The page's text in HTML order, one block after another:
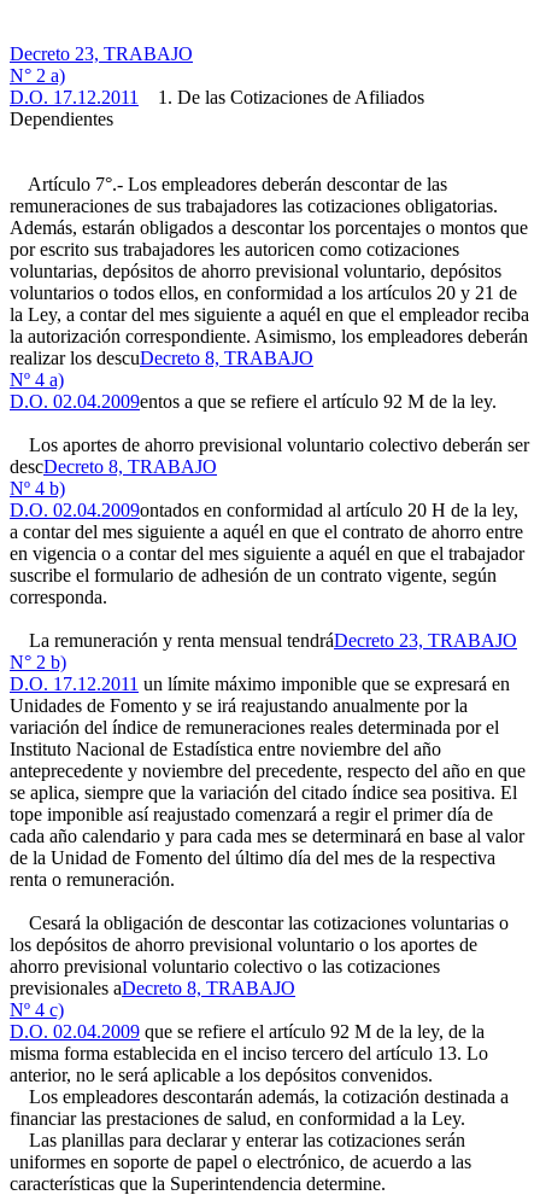
Decreto 23, TRABAJO
N° 2 a)
D.O. 17.12.2011
1. De las Cotizaciones de Afiliados
Dependientes
Artículo 7°.- Los empleadores deberán descontar de las
remuneraciones de sus trabajadores las cotizaciones obligatorias.
Además, estarán obligados a descontar los porcentajes o montos que
por escrito sus trabajadores les autoricen como cotizaciones
voluntarias, depósitos de ahorro previsional voluntario, depósitos
voluntarios o todos ellos, en conformidad a los artículos 20 y 21 de
la Ley, a contar del mes siguiente a aquél en que el empleador reciba
la autorización correspondiente. Asimismo, los empleadores deberán
realizar los descuDecreto 8, TRABAJO
Nº 4 a)
D.O. 02.04.2009entos a que se refiere el artículo 92 M de la ley.
Los aportes de ahorro previsional voluntario colectivo deberán ser
descDecreto 8, TRABAJO
Nº 4 b)
D.O. 02.04.2009ontados en conformidad al artículo 20 H de la ley,
a contar del mes siguiente a aquél en que el contrato de ahorro entre
en vigencia o a contar del mes siguiente a aquél en que el trabajador
suscribe el formulario de adhesión de un contrato vigente, según
corresponda.
La remuneración y renta mensual tendráDecreto 23, TRABAJO
N° 2 b)
D.O. 17.12.2011 un límite máximo imponible que se expresará en
Unidades de Fomento y se irá reajustando anualmente por la
variación del índice de remuneraciones reales determinada por el
Instituto Nacional de Estadística entre noviembre del año
anteprecedente y noviembre del precedente, respecto del año en que
se aplica, siempre que la variación del citado índice sea positiva. El
tope imponible así reajustado comenzará a regir el primer día de
cada año calendario y para cada mes se determinará en base al valor
de la Unidad de Fomento del último día del mes de la respectiva
renta o remuneración.
Cesará la obligación de descontar las cotizaciones voluntarias o
los depósitos de ahorro previsional voluntario o los aportes de
ahorro previsional voluntario colectivo o las cotizaciones
previsionales aDecreto 8, TRABAJO
Nº 4 c)
D.O. 02.04.2009 que se refiere el artículo 92 M de la ley, de la
misma forma establecida en el inciso tercero del artículo 13. Lo
anterior, no le será aplicable a los depósitos convenidos.
Los empleadores descontarán además, la cotización destinada a
financiar las prestaciones de salud, en conformidad a la Ley.
Las planillas para declarar y enterar las cotizaciones serán
uniformes en soporte de papel o electrónico, de acuerdo a las
características que la Superintendencia determine.